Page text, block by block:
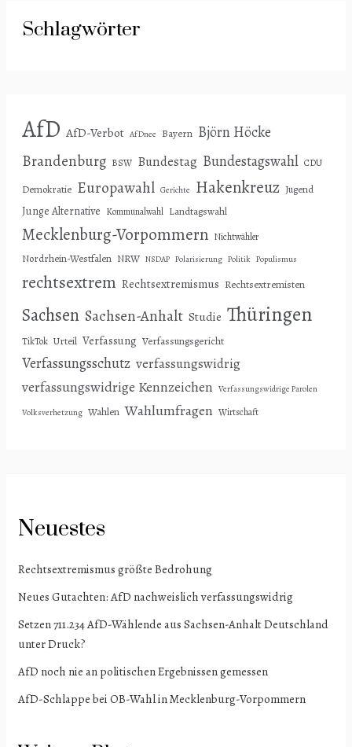
Schlagwörter
AfD AfD-Verbot AfDnee Bayern Björn Höcke
Brandenburg BSW Bundestag Bundestagswahl CDU
Demokratie Europawahl Gerichte Hakenkreuz Jugend
Junge Alternative Kommunalwahl Landtagswahl
Mecklenburg-Vorpommern Nichtwähler
Nordrhein-Westfalen NRW NSDAP Polarisierung Politik Populismus
rechtsextrem Rechtsextremismus Rechtsextremisten
Sachsen Sachsen-Anhalt Studie Thüringen
TikTok Urteil Verfassung Verfassungsgericht
Verfassungsschutz verfassungswidrig
verfassungswidrige Kennzeichen Verfassungswidrige Parolen
Volksverhetzung Wahlen Wahlumfragen Wirtschaft
Neuestes
Rechtsextremismus größte Bedrohung
Neues Gutachten: AfD nachweislich verfassungswidrig
Setzen 711.234 AfD-Wählende aus Sachsen-Anhalt Deutschland
unter Druck?
AfD noch nie an politischen Ergebnissen gemessen
AfD-Schlappe bei OB-Wahl in Mecklenburg-Vorpommern